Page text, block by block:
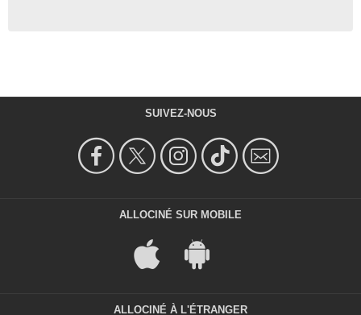
SUIVEZ-NOUS
ALLOCINÉ SUR MOBILE
ALLOCINÉ À L'ÉTRANGER